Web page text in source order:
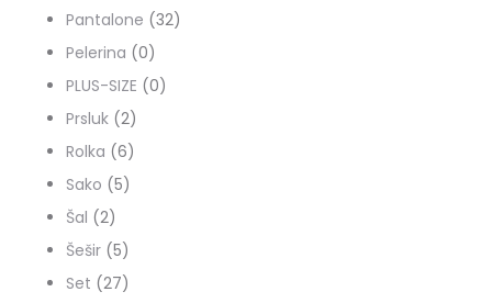
proizvoda
Pantalone 3232
Pelerina 00
proizvoda
PLUS-SIZE 00
Prsluk 22
proizvoda
Rolka 66
proizvoda
Sako 55
Šal 22
proizvoda
Šešir 55
proizvoda
Set 2727